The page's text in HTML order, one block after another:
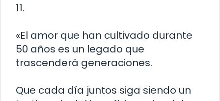
11.
«El amor que han cultivado durante
50 años es un legado que
trascenderá generaciones.
Que cada día juntos siga siendo un